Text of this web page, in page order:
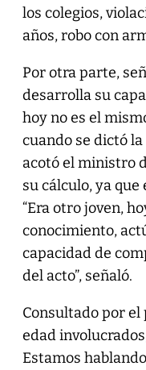
los colegios,
años, robo con
Por otra parte,
desarrolla su
hoy no es el
cuando se dictó la
acotó el ministro
su cálculo, ya
“Era otro joven,
conocimiento,
capacidad de
del acto”, señaló.
Consultado por el
edad
Estamos